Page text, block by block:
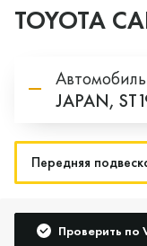
TOYOTA
JAPAN,
Проверить по